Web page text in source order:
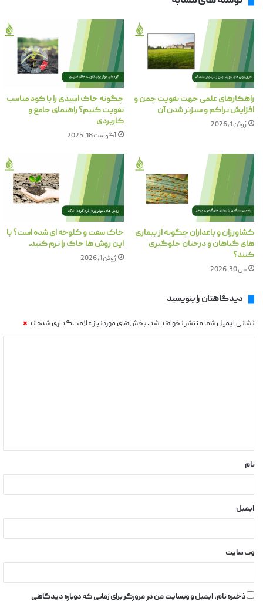
راهکارهای علمی جهت تقویت چمن و
افزایش تراکم و سبزتر شدن آن
ژوئن 1, 2026
چگونه خاک اسیدی را با کود مناسب
تقویت کنیم؟ راهنمای جامع و
کاربردی
آگوست 18, 2025
کشاورزان و باغداران چگونه از بیماری
های گیاهان و درختان جلوگیری
کنند؟
می 30, 2026
خاک سفت و کلوخه ای شده است؟ با
این روش ها خاک را نرم کنید.
ژوئن 1, 2026
دیدگاهتان را بنویسید
نشانی ایمیل شما منتشر نخواهد شد.بخش‌های موردنیاز علامت‌گذاری شده‌اند*
نام
ایمیل
وب‌ سایت
ذخیره نام، ایمیل و وبسایت من در مرورگر برای زمانی که دوباره دیدگاهی